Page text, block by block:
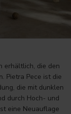
erhältlich, die den
Pietra Pece ist die
die mit dunklen
durch Hoch- und
eine Neuauflage